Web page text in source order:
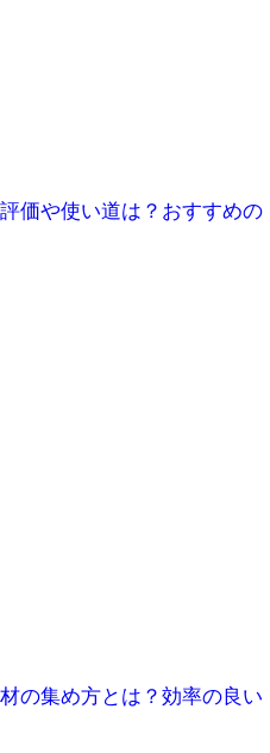
価や使い道は？おすすめの
の集め方とは？効率の良い